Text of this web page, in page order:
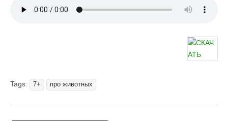
Tags: 7+ про животных